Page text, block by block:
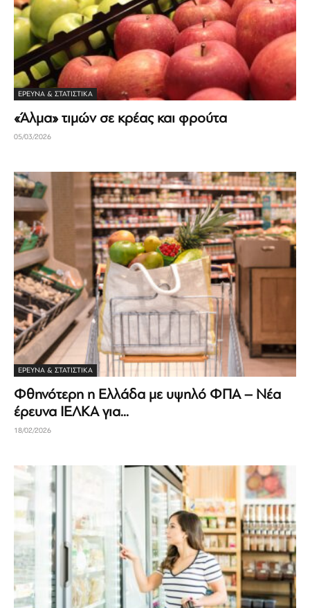
ΈΡΕΥΝΑ & ΣΤΑΤΙΣΤΙΚΆ
«Άλμα» τιμών σε κρέας και φρούτα
05/03/2026
ΈΡΕΥΝΑ & ΣΤΑΤΙΣΤΙΚΆ
Φθηνότερη η Ελλάδα με υψηλό ΦΠΑ – Νέα
έρευνα ΙΕΛΚΑ για...
18/02/2026